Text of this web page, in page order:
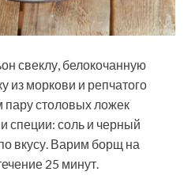
свеклу, белокочанную
из моркови и репчатого
пару столовых ложек
специи: соль и черный
вкусу. Варим борщ на
25 минут.